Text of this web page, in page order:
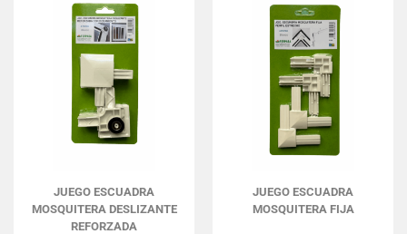
JUEGO ESCUADRA
MOSQUITERA DESLIZANTE
REFORZADA
JUEGO ESCUADRA
MOSQUITERA FIJA